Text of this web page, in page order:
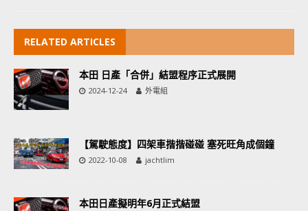
RELATED ARTICLES
本田 日產「合併」結盟程序正式展開
2024-12-24 外電組
【駕駛態度】四架車揩揩碰碰 塞死旺角成個鐘
2022-10-08 jachtlim
本田日產擬明年6月正式結盟